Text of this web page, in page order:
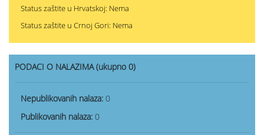
Status zaštite u Hrvatskoj: Nema
Status zaštite u Crnoj Gori: Nema
PODACI O NALAZIMA (ukupno 0)
Nepublikovanih nalaza: 0
Publikovanih nalaza: 0